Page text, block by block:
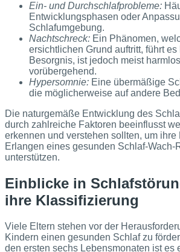
Ein- und Durchschlafprobleme:
Entwicklungsphasen oder
Schlafumgebung.
Nachtschreck: Ein Phänomen,
ersichtlichen Grund auftritt, führt es
Besorgnis, ist jedoch meist
vorübergehend.
Hypersomnie: Eine übermäßige
die möglicherweise auf andere
Die naturgemäße Entwicklung des
durch zahlreiche Faktoren beeinflusst
erkennen und verstehen sollten, um ihre
Erlangen eines gesunden Schlaf-Wach-
unterstützen.
Einblicke in
ihre Klassifizierung
Viele Eltern stehen vor der
Kindern einen gesunden Schlaf zu
den ersten sechs Lebensmonaten ist es